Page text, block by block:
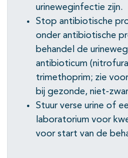
urineweginfectie zijn.
Stop antibiotische
onder antibiotische
behandel de
antibioticum
trimethoprim; zie
bij gezonde, niet-
Stuur verse urine of
laboratorium voor
voor start van de